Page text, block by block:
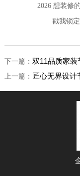
2026 想装修
戳我锁
下一篇： 双11品质家装
上一篇： 匠心无界设计